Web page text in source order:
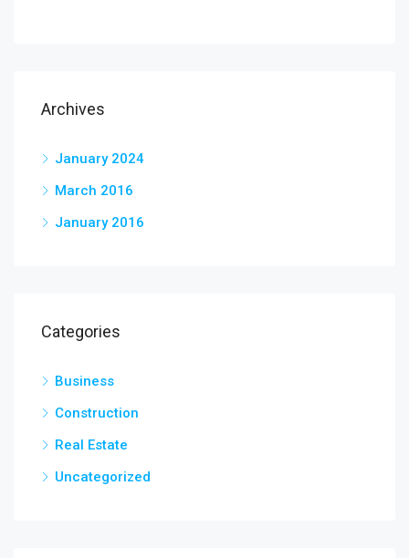
Archives
January 2024
March 2016
January 2016
Categories
Business
Construction
Real Estate
Uncategorized